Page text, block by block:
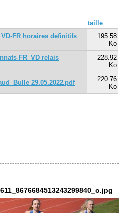
passe
taille
FR horaires definitifs
195.58
Ko
FR_VD relais
228.92
Ko
29.05.2022.pdf
220.76
Ko